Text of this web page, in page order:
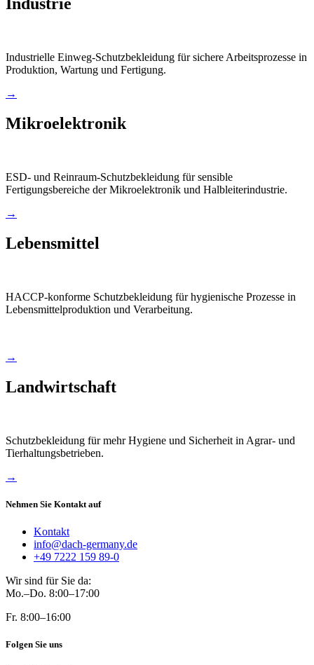
Industrielle Einweg-Schutzbekleidung für sichere Arbeitsprozesse in
Produktion, Wartung und Fertigung.
→
Mikroelektronik
ESD- und Reinraum-Schutzbekleidung für sensible
Fertigungsbereiche der Mikroelektronik und Halbleiterindustrie.
→
Lebensmittel
HACCP-konforme Schutzbekleidung für hygienische Prozesse in
Lebensmittelproduktion und Verarbeitung.
→
Landwirtschaft
Schutzbekleidung für mehr Hygiene und Sicherheit in Agrar- und
Tierhaltungsbetrieben.
→
Nehmen Sie Kontakt auf
Kontakt
info@dach-germany.de
+49 7222 159 89-0
Wir sind für Sie da:
Mo.–Do. 8:00–17:00
Fr. 8:00–16:00
Folgen Sie uns